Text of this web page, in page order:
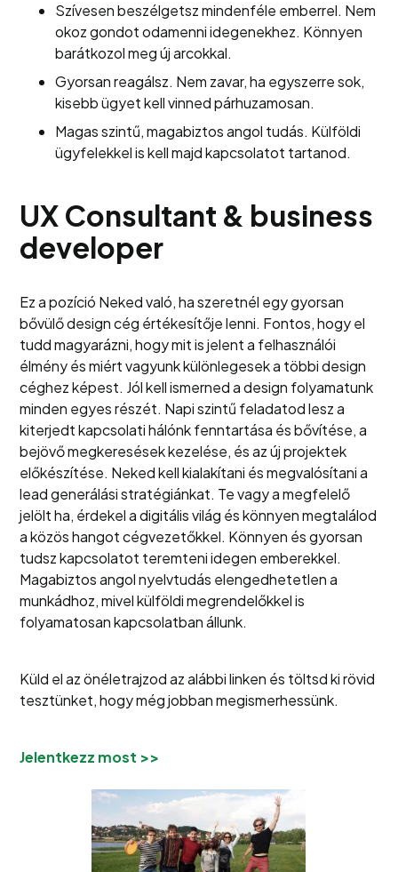
Szívesen beszélgetsz mindenféle emberrel. Nem
okoz gondot odamenni idegenekhez. Könnyen
barátkozol meg új arcokkal.
Gyorsan reagálsz. Nem zavar, ha egyszerre sok,
kisebb ügyet kell vinned párhuzamosan.
Magas szintű, magabiztos angol tudás. Külföldi
ügyfelekkel is kell majd kapcsolatot tartanod.
UX Consultant & business
developer
Ez a pozíció Neked való, ha szeretnél egy gyorsan
bővülő design cég értékesítője lenni. Fontos, hogy el
tudd magyarázni, hogy mit is jelent a felhasználói
élmény és miért vagyunk különlegesek a többi design
céghez képest. Jól kell ismerned a design folyamatunk
minden egyes részét. Napi szintű feladatod lesz a
kiterjedt kapcsolati hálónk fenntartása és bővítése, a
bejövő megkeresések kezelése, és az új projektek
előkészítése. Neked kell kialakítani és megvalósítani a
lead generálási stratégiánkat. Te vagy a megfelelő
jelölt ha, érdekel a digitális világ és könnyen megtalálod
a közös hangot cégvezetőkkel. Könnyen és gyorsan
tudsz kapcsolatot teremteni idegen emberekkel.
Magabiztos angol nyelvtudás elengedhetetlen a
munkádhoz, mivel külföldi megrendelőkkel is
folyamatosan kapcsolatban állunk.
Küld el az önéletrajzod az alábbi linken és töltsd ki rövid
tesztünket, hogy még jobban megismerhessünk.
Jelentkezz most >>